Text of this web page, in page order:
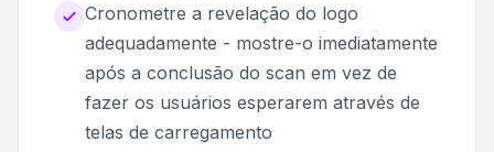
Cronometre a revelação do logo
adequadamente - mostre-o imediatamente
após a conclusão do scan em vez de
fazer os usuários esperarem através de
telas de carregamento